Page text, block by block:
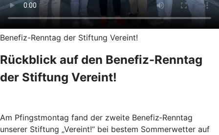
Benefiz-Renntag der Stiftung Vereint!
Rückblick auf den Benefiz-Renntag
der Stiftung Vereint!
Am Pfingstmontag fand der zweite Benefiz‑Renntag
unserer Stiftung „Vereint!“ bei bestem Sommerwetter auf